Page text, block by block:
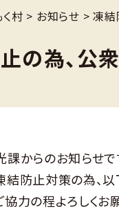
村 > お知らせ >凍結
の為、公
からのお知らせで
防止対策の為、以
力の程よろしくお